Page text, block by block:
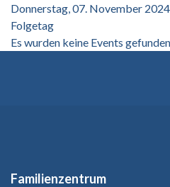
Donnerstag, 07. November 2024
Folgetag
Es wurden keine Events gefunden
Familienzentrum